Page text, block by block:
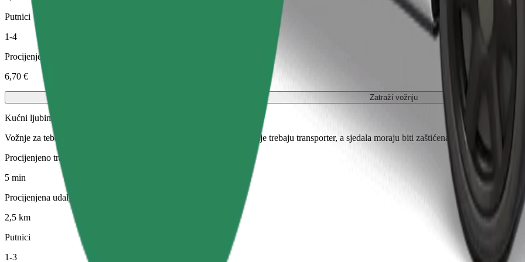
Putnici
1-4
Procijenjena cijena
6,70 €
Zatraži vožnju
Kućni ljubimci
Vožnje za tebe i tvog ljubimca. Psi moraju nositi brnjicu, male životinje trebaju transporter, a sjedala moraju biti zaštićena dekom ili
Procijenjeno trajanje putovanja
5 min
Procijenjena udaljenost
2,5 km
Putnici
1-3